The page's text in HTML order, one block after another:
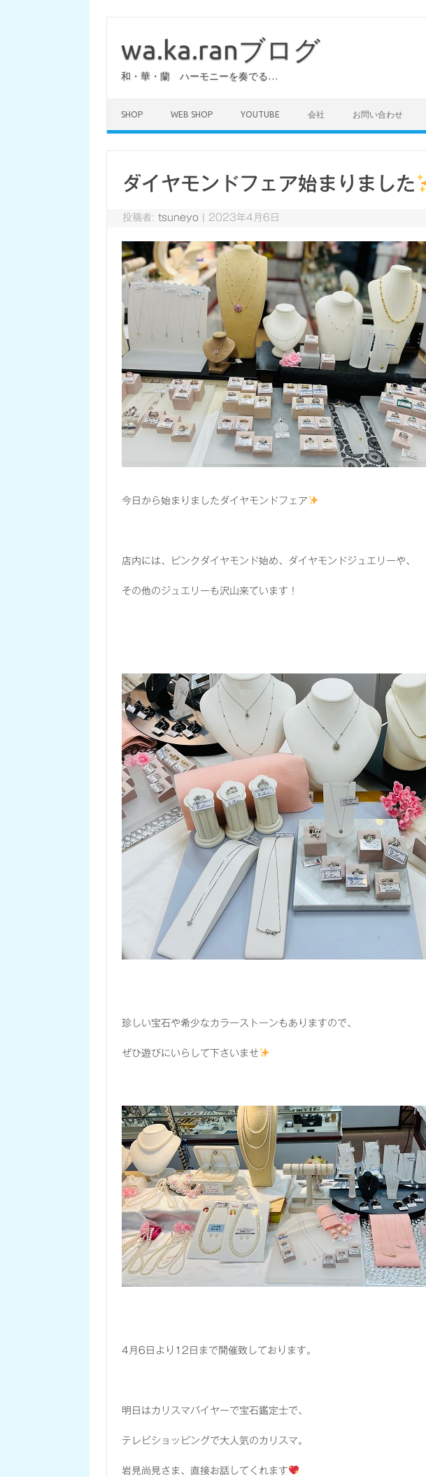
wa.ka.ranブログ
和・華・蘭 ハーモニーを奏でる…
SHOP WEB SHOP YOUTUBE 会社 お問い合わせ
ダイヤモンドフェア始まりました
投稿者:tsuneyo 2023年4月6日
今日から始まりましたダイヤモンドフェア
店内には、ピンクダイヤモンド始め、ダイヤモンドジュエリーや、
その他のジュエリーも沢山来ています！
珍しい宝石や希少なカラーストーンもありますので、
ぜひ遊びにいらして下さいませ
4月6日より12日まで開催致しております。
明日はカリスマバイヤーで宝石鑑定士で、
テレビショッピングで大人気のカリスマ。
岩見尚見さま、直接お話してくれます